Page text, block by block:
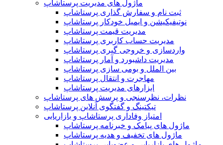
ماژول های مدیریت پرستاشاپ
ثبت نام و سفارش گذاری پرستاشاپ
نوتیفیکیشن و ایمیل خودکار پرستاشاپ
مدیریت قیمت پرستاشاپ
مدیریت حساب کاربری پرستاشاپ
واردسازی و خروجی گیری پرستاشاپ
مدیریت داشبورد و آمار پرستاشاپ
بین الملل و بومی سازی پرستاشاپ
مهاجرت و انتقال پرستاشاپ
ابزارهای مدیریت پرستاشاپ
نظرات، نظرسنجی و پرسش های پرستاشاپ
تیکتینگ و گفتگوی آنلاین پرستاشاپ
امتیاز وفاداری پرستاشاپ و بازاریابی
ماژول های پیامک و خبرنامه پرستاشاپ
ماژول های تخفیف و هدیه پرستاشاپ